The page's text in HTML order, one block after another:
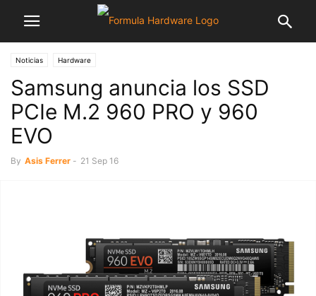
Noticias Hardware
Samsung anuncia los SSD
PCIe M.2 960 PRO y 960
EVO
By Asis Ferrer - 21 Sep 16